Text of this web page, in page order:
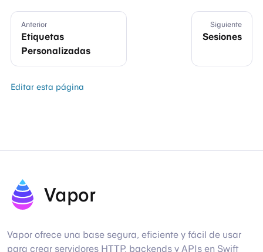
Anterior
Etiquetas
Personalizadas
Siguiente
Sesiones
Editar esta página
Vapor
Vapor ofrece una base segura, eficiente y fácil de usar
para crear servidores HTTP, backends y APIs en Swift